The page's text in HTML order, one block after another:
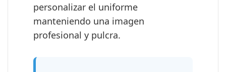
personalizar el uniforme
manteniendo una imagen
profesional y pulcra.